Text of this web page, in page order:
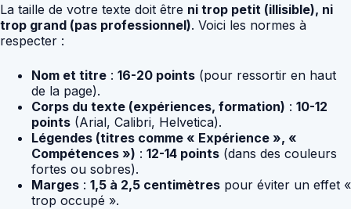
La taille de votre texte doit être ni trop petit (illisible), ni
trop grand (pas professionnel). Voici les normes à
respecter :
Nom et titre : 16-20 points (pour ressortir en haut
de la page).
Corps du texte (expériences, formation) : 10-12
points (Arial, Calibri, Helvetica).
Légendes (titres comme « Expérience », «
Compétences ») : 12-14 points (dans des couleurs
fortes ou sobres).
Marges : 1,5 à 2,5 centimètres pour éviter un effet «
trop occupé ».